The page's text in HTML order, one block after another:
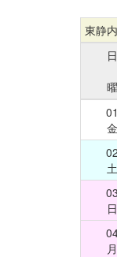
東静内
日
曜
01
金
02
土
03
日
月